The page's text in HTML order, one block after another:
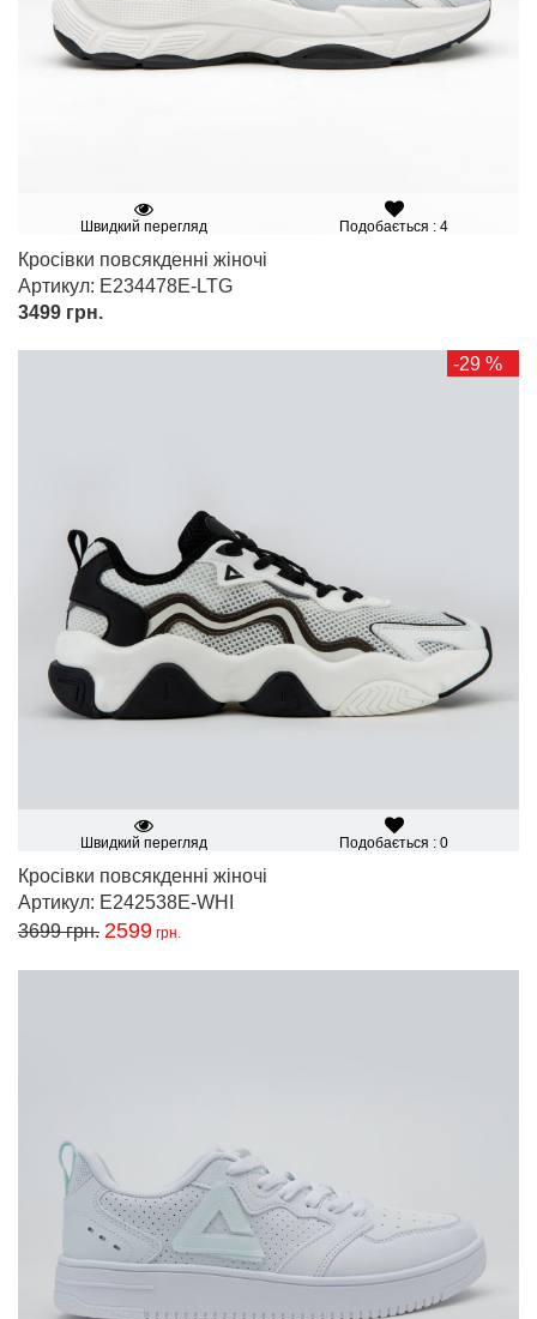
Швидкий перегляд Подобається : 4
Кросівки повсякденні жіночі
Артикул: E234478E-LTG
3499 грн.
-29 %
Швидкий перегляд Подобається : 0
Кросівки повсякденні жіночі
Артикул: E242538E-WHI
3699грн. 2599 грн.